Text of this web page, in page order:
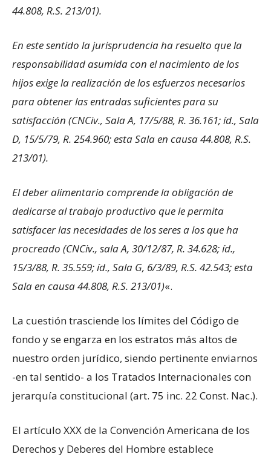
44.808, R.S. 213/01).
En este sentido la jurisprudencia ha resuelto que la
responsabilidad asumida con el nacimiento de los
hijos exige la realización de los esfuerzos necesarios
para obtener las entradas suficientes para su
satisfacción (CNCiv., Sala A, 17/5/88, R. 36.161; íd., Sala
D, 15/5/79, R. 254.960; esta Sala en causa 44.808, R.S.
213/01).
El deber alimentario comprende la obligación de
dedicarse al trabajo productivo que le permita
satisfacer las necesidades de los seres a los que ha
procreado (CNCiv., sala A, 30/12/87, R. 34.628; íd.,
15/3/88, R. 35.559; íd., Sala G, 6/3/89, R.S. 42.543; esta
Sala en causa 44.808, R.S. 213/01)«.
La cuestión trasciende los límites del Código de
fondo y se engarza en los estratos más altos de
nuestro orden jurídico, siendo pertinente enviarnos
-en tal sentido- a los Tratados Internacionales con
jerarquía constitucional (art. 75 inc. 22 Const. Nac.).
El artículo XXX de la Convención Americana de los
Derechos y Deberes del Hombre establece